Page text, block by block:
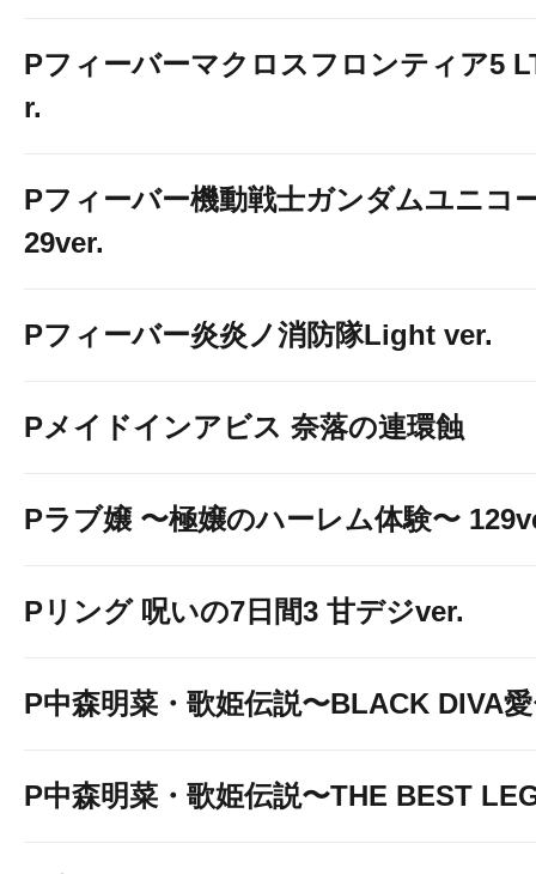
Pフィーバーマクロスフロンティア5
r.
Pフィーバー機動戦士ガンダムユニコ
29ver.
Pフィーバー炎炎ノ消防隊Light ver.
Pメイドインアビス 奈落の連環蝕
Pラブ嬢 〜極嬢のハーレム体験〜
Pリング 呪いの7日間3 甘デジver.
P中森明菜・歌姫伝説〜BLACK DIVA
P中森明菜・歌姫伝説〜THE BEST